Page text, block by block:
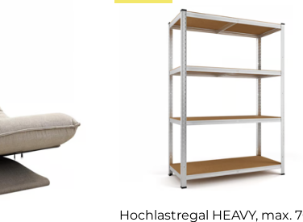
Hochlastregal HEAVY, max.